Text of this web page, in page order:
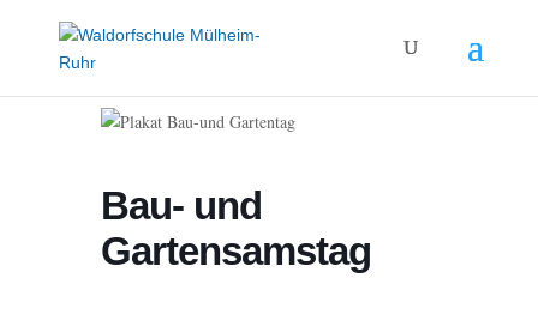
Bau- und
Gartensamstag